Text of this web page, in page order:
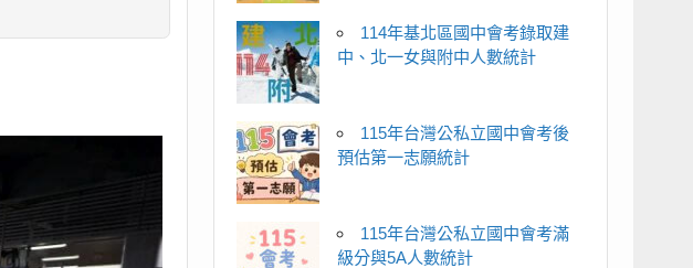
114年基北區國中會考錄取建
中、北一女與附中人數統計
115年台灣公私立國中會考後
預估第一志願統計
115年台灣公私立國中會考滿
級分與5A人數統計